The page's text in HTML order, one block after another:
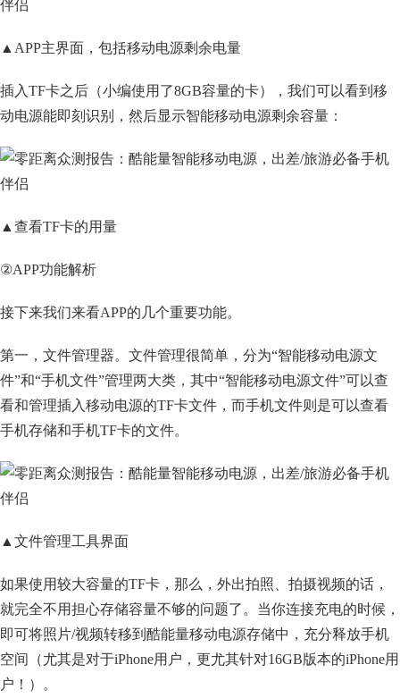
▲APP主界面，包括移动电源剩余电量
插入TF卡之后（小编使用了8GB容量的卡），我们可以看到移
动电源能即刻识别，然后显示智能移动电源剩余容量：
▲查看TF卡的用量
②APP功能解析
接下来我们来看APP的几个重要功能。
第一，文件管理器。文件管理很简单，分为“智能移动电源文
件”和“手机文件”管理两大类，其中“智能移动电源文件”可以查
看和管理插入移动电源的TF卡文件，而手机文件则是可以查看
手机存储和手机TF卡的文件。
▲文件管理工具界面
如果使用较大容量的TF卡，那么，外出拍照、拍摄视频的话，
就完全不用担心存储容量不够的问题了。当你连接充电的时候，
即可将照片/视频转移到酷能量移动电源存储中，充分释放手机
空间（尤其是对于iPhone用户，更尤其针对16GB版本的iPhone用
户！）。